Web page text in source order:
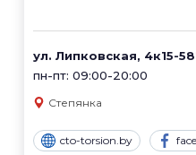
ул. Липковская, 4к15-
пн-пт: 09:00-20:00
Степянка
cto-torsion.by